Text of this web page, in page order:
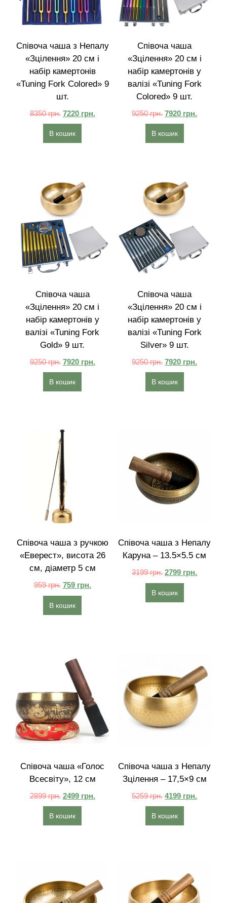
Співоча чаша з Непалу
«Зцілення» 20 см і
набір камертонів
«Tuning Fork Colored» 9
шт.
8350грн. 7220 грн.
В кошик
Співоча чаша
«Зцілення» 20 см і
набір камертонів у
валізі «Tuning Fork
Colored» 9 шт.
9250грн. 7920 грн.
В кошик
Співоча чаша
«Зцілення» 20 см і
набір камертонів у
валізі «Tuning Fork
Gold» 9 шт.
9250грн. 7920 грн.
В кошик
Співоча чаша
«Зцілення» 20 см і
набір камертонів у
валізі «Tuning Fork
Silver» 9 шт.
9250грн. 7920 грн.
В кошик
Співоча чаша з ручкою
«Еверест», висота 26
см, діаметр 5 см
959грн. 759 грн.
В кошик
Співоча чаша з Непалу
Каруна – 13.5×5.5 см
3199грн. 2799 грн.
В кошик
Співоча чаша «Голос
Всесвіту», 12 см
2899грн. 2499 грн.
В кошик
Співоча чаша з Непалу
Зцілення – 17,5×9 см
5259грн. 4199 грн.
В кошик